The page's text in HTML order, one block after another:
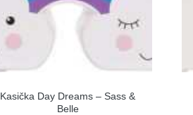
Kasička Day Dreams – Sass &
Belle